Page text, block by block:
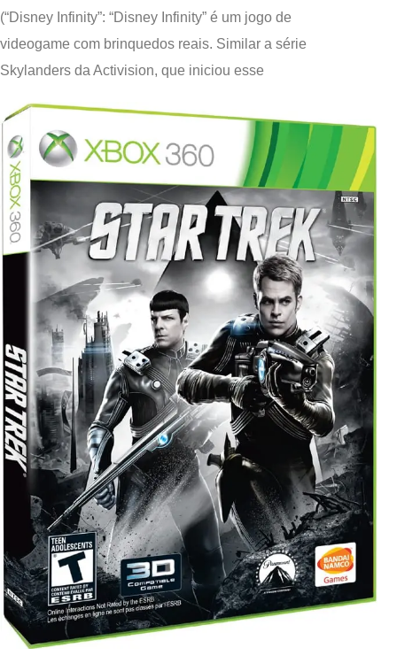
(“Disney Infinity”: “Disney Infinity” é um jogo de
videogame com brinquedos reais. Similar a série
Skylanders da Activision, que iniciou esse